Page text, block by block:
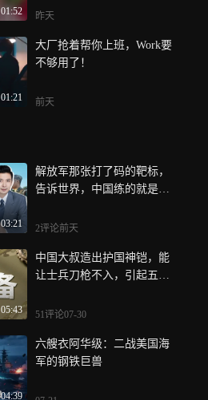
01:52
面对质问，第三者称“我没
庭”，再来看看其他要闻，李
在明宣布进入“国家灾难状
台电器；现货黄金突破4300
昨天
01:21
大厂抢着帮你上班，Work要
不够用了！
前天
03:21
解放军那张打了码的靶标，
告诉世界，中国练的就是打
2评论前天
05:43
中国大叔造出护国神铠，能
让士兵刀枪不入，引起五角
51评论07-30
04:39
六艘衣阿华级：二战美国海
军的钢铁巨兽